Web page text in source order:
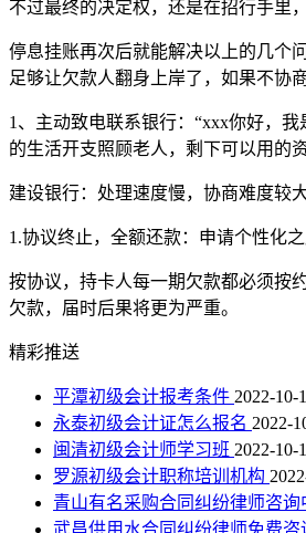
不过最终的决定权，还是在招行手里
停息挂账再次后就能解决以上的几个
足够让欠款人翻身上岸了，如果不协
1、主动致电联系银行：“xxx你好，
的生活开支照顾老人，剩下可以用的
建设银行：处理速度慢，协商难度较
1.协议终止，全额还款：申请个性化
按协议，持卡人每一期欠款都必须按
欠款，届时后果将更为严重。
精彩推送
平潭初级会计报考条件 2022-10-
永泰初级会计证怎么报名 2022-
闽清初级会计师学习班 2022-10-
罗源初级会计职称培训机构
青山有名采购合同纠纷律师咨询
武昌供用水合同纠纷律师免费咨